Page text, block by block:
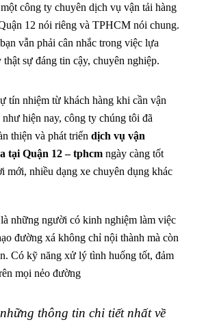
công ty chuyên dịch vụ vận tải hàng
12 nói riêng và TPHCM nói chung.
vẫn phải cân nhắc trong việc lựa
sự đáng tin cậy, chuyên nghiệp.
tín nhiệm từ khách hàng khi cần vận
hiện nay, công ty chúng tôi đã
thiện và phát triển dịch vụ vận
tại Quận 12 – tphcm ngày càng tốt
mới, nhiều dạng xe chuyên dụng khác
những người có kinh nghiệm làm việc
đường xá không chỉ nội thành mà còn
Có kỹ năng xử lý tình huống tốt, đảm
mọi nẻo đường
thông tin chi tiết nhất về